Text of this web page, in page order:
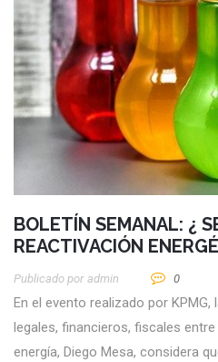
BOLETÍN SEMANAL: ¿
REACTIVACIÓN
Publicado por Admin 0
En el evento realizado por
legales, financieros, fiscales
energía, Diego Mesa, considera